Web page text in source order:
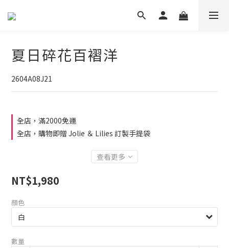
夏日碎花百褶洋
2604A08J21
全店，滿2000免運
全店，購物即贈 Jolie ＆ Lilies 訂製手提袋
查看更多
NT$1,980
顏色
數量